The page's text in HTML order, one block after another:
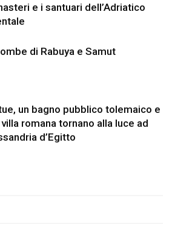
e i santuari dell’Adriatico
di Rabuya e Samut
un bagno pubblico tolemaico e
villa romana tornano alla luce ad
d’Egitto